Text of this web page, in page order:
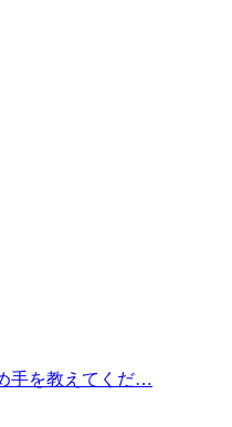
手を教えてくだ…